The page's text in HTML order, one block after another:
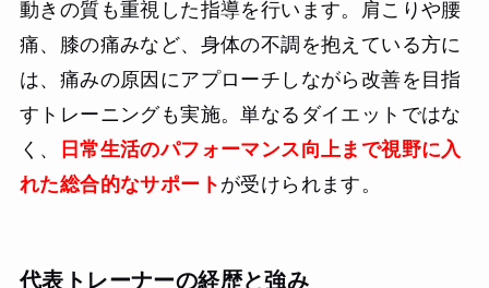
動きの質も重視した指導を行います。肩こりや腰
痛、膝の痛みなど、身体の不調を抱えている方に
は、痛みの原因にアプローチしながら改善を目指
すトレーニングも実施。単なるダイエットではな
く、
日常生活のパフォーマンス向上まで視野に入
れた総合的なサポート が受けられます。
代表トレーナーの経歴と強み